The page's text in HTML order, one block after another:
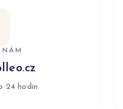
24 hodin